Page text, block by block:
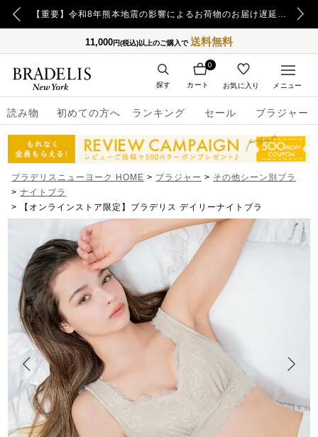
【重要】日本郵便の障害による配送への影響についてのお詫び 【重要】令和8年熊本地震の影響によるお荷物のお届け遅延について
11,000円(税込)以上のご購入で送料無料
読み物 初めての方へ ランキング セール ブラジャー
カート
0
お気に入り
探す メニュー
ブラデリスニューヨーク HOME ブラジャー
その他シーン別ブラ
ナイトブラ
【オンラインストア限定】ブラデリス デイリーナイトブラ